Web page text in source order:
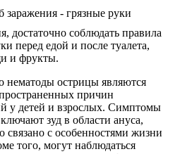
достаточно соблюдать правила
перед едой и после туалета,
и фрукты.
нематоды острицы являются
причин
у детей и взрослых. Симптомы
зуд в области ануса,
связано с особенностями жизни
того, могут наблюдаться